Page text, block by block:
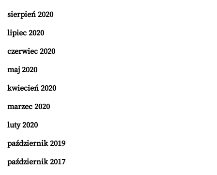
sierpień 2020
lipiec 2020
czerwiec 2020
maj 2020
kwiecień 2020
marzec 2020
luty 2020
październik 2019
październik 2017